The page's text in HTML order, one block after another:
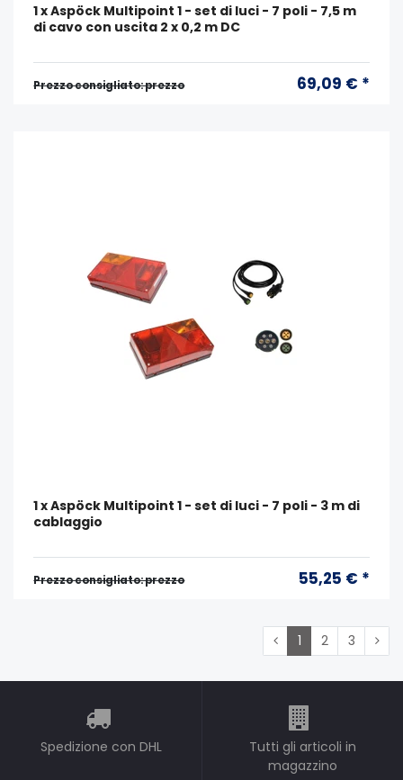
1 x Aspöck Multipoint 1 - set di luci - 7 poli - 7,5 m
di cavo con uscita 2 x 0,2 m DC
Prezzo consigliato: prezzo 69,09 € *
1 x Aspöck Multipoint 1 - set di luci - 7 poli - 3 m di
cablaggio
Prezzo consigliato: prezzo 55,25 € *
1 2 3
Spedizione con DHL
Tutti gli articoli in
magazzino